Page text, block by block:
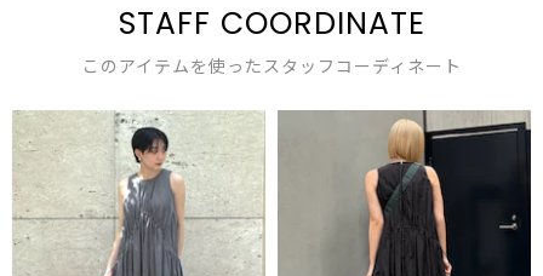
STAFF COORDINATE
このアイテムを使ったスタッフコーディネート